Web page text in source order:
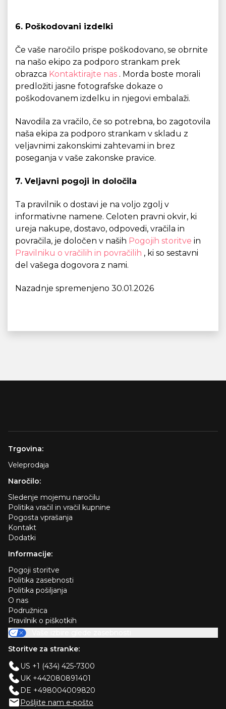
6. Poškodovani izdelki
Če vaše naročilo prispe poškodovano, se obrnite
na našo ekipo za podporo strankam prek
obrazca Kontaktirajte nas . Morda boste morali
predložiti jasne fotografske dokaze o
poškodovanem izdelku in njegovi embalaži.
Navodila za vračilo, če so potrebna, bo zagotovila
naša ekipa za podporo strankam v skladu z
veljavnimi zakonskimi zahtevami in brez
poseganja v vaše zakonske pravice.
7. Veljavni pogoji in določila
Ta pravilnik o dostavi je na voljo zgolj v
informativne namene. Celoten pravni okvir, ki
ureja nakupe, dostavo, odpovedi, vračila in
povračila, je določen v naših Pogojih storitve in
Pravilniku o vračilih in povračilih , ki so sestavni
del vašega dogovora z nami.
Nazadnje spremenjeno 30.01.2026
Trgovina:
Veleprodaja
Naročilo:
Sledenje mojemu naročilu
Politika vračil in vračil kupnine
Pogosta vprašanja
Kontakt
Dodatki
Informacije:
Pogoji storitve
Politika zasebnosti
Politika pošiljanja
O nas
Podružnica
Pravilnik o piškotkih
Storitve za stranke:
US +1 (434) 425-7300
UK +442080891401
DE +498004009820
Pošljite nam e-pošto